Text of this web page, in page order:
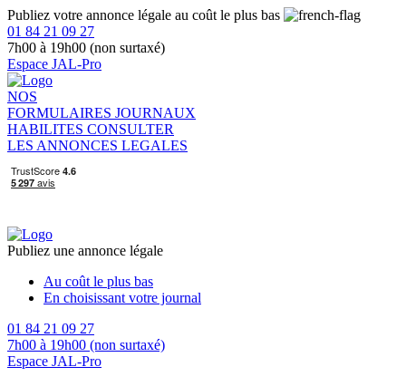
Publiez votre annonce légale au coût le plus bas
01 84 21 09 27
7h00 à 19h00 (non surtaxé)
Espace JAL-Pro
NOS
FORMULAIRES JOURNAUX
HABILITES CONSULTER
LES ANNONCES LEGALES
Publiez une annonce légale
Au coût le plus bas
En choisissant votre journal
01 84 21 09 27
7h00 à 19h00 (non surtaxé)
Espace JAL-Pro